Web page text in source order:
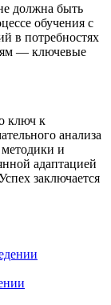
должна быть
обучения с
в потребностях
— ключевые
ключ к
анализа
и
адаптацией
заключается